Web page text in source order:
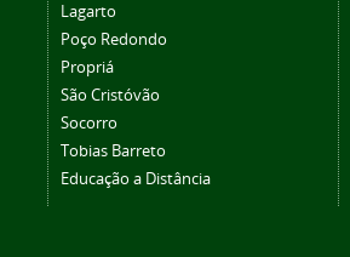
Lagarto
Poço Redondo
Propriá
São Cristóvão
Socorro
Tobias Barreto
Educação a Distância